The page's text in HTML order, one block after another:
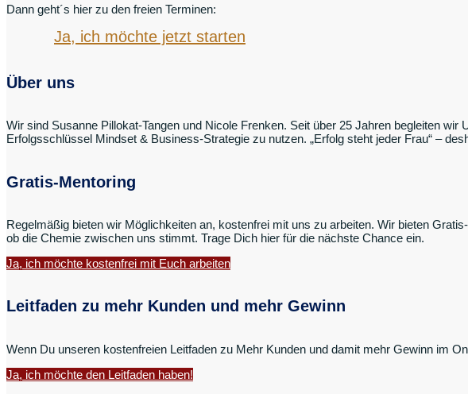
Dann geht´s hier zu den freien Terminen:
Ja, ich möchte jetzt starten
Über uns
Wir sind Susanne Pillokat-Tangen und Nicole Frenken. Seit über 25 Jahren begleiten
Erfolgsschlüssel Mindset & Business-Strategie zu nutzen. „Erfolg steht jeder Frau“ –
Gratis-Mentoring
Regelmäßig bieten wir Möglichkeiten an, kostenfrei mit uns zu arbeiten. Wir bieten
ob die Chemie zwischen uns stimmt. Trage Dich hier für die nächste Chance ein.
Ja, ich möchte kostenfrei mit Euch arbeiten
Leitfaden zu mehr Kunden und mehr Gewinn
Wenn Du unseren kostenfreien Leitfaden zu Mehr Kunden und damit mehr Gewinn im
Ja, ich möchte den Leitfaden haben!